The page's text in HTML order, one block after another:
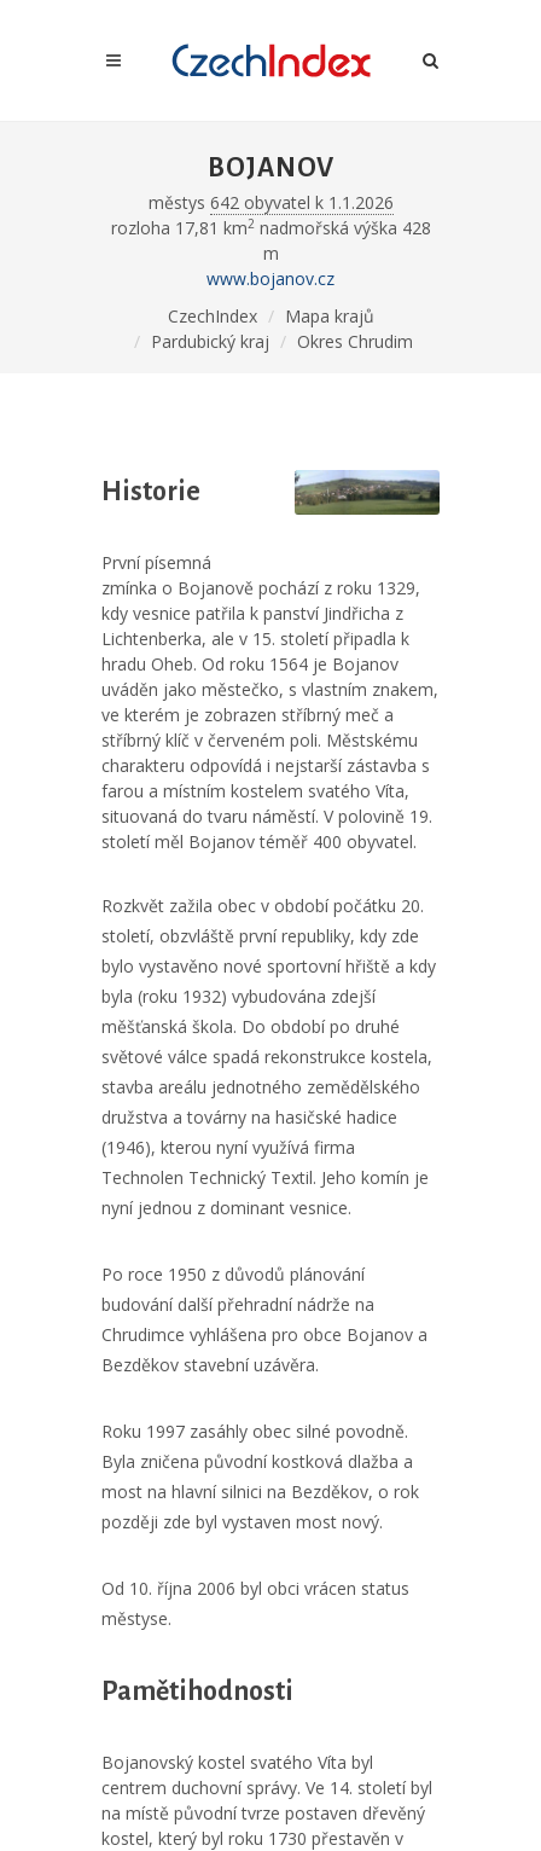
BOJANOV
městys 642 obyvatel k 1.1.2026
rozloha 17,81 km2nadmořská výška 428
m
www.bojanov.cz
CzechIndex
Mapa krajů
Pardubický kraj
Okres Chrudim
Historie
První písemná
zmínka o Bojanově pochází z roku 1329,
kdy vesnice patřila k panství Jindřicha z
Lichtenberka, ale v 15. století připadla k
hradu Oheb. Od roku 1564 je Bojanov
uváděn jako městečko, s vlastním znakem,
ve kterém je zobrazen stříbrný meč a
stříbrný klíč v červeném poli. Městskému
charakteru odpovídá i nejstarší zástavba s
farou a místním kostelem svatého Víta,
situovaná do tvaru náměstí. V polovině 19.
století měl Bojanov téměř 400 obyvatel.
Rozkvět zažila obec v období počátku 20.
století, obzvláště první republiky, kdy zde
bylo vystavěno nové sportovní hřiště a kdy
byla (roku 1932) vybudována zdejší
měšťanská škola. Do období po druhé
světové válce spadá rekonstrukce kostela,
stavba areálu jednotného zemědělského
družstva a továrny na hasičské hadice
(1946), kterou nyní využívá firma
Technolen Technický Textil. Jeho komín je
nyní jednou z dominant vesnice.
Po roce 1950 z důvodů plánování
budování další přehradní nádrže na
Chrudimce vyhlášena pro obce Bojanov a
Bezděkov stavební uzávěra.
Roku 1997 zasáhly obec silné povodně.
Byla zničena původní kostková dlažba a
most na hlavní silnici na Bezděkov, o rok
později zde byl vystaven most nový.
Od 10. října 2006 byl obci vrácen status
městyse.
Pamětihodnosti
Bojanovský kostel svatého Víta byl
centrem duchovní správy. Ve 14. století byl
na místě původní tvrze postaven dřevěný
kostel, který byl roku 1730 přestavěn v